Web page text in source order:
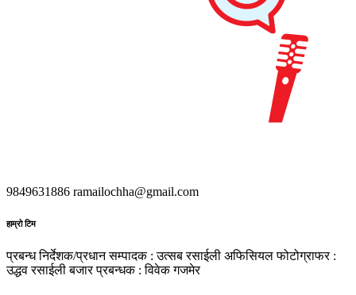
9849631886 ramailochha@gmail.com
हाम्रो टिम
प्रबन्ध निर्देशक/प्रधान सम्पादक : उत्सब रसाईली अफिसियल फोटोग्राफर :
उद्धव रसाईली बजार प्रबन्धक : विवेक गजमेर